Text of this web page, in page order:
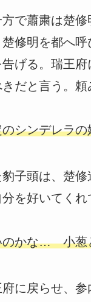
で蕭粛は楚
修明を都へ
げる。瑞王
だと言う。
シンデレラ
子頭は、楚
を好いてく
のかな… 小葱
に戻らせ、